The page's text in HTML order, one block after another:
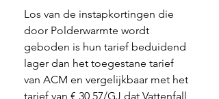
Los van de instapkortingen die
door Polderwarmte wordt
geboden is hun tarief beduidend
lager dan het toegestane tarief
van ACM en vergelijkbaar met het
tarief van € 30,57/GJ dat Vattenfall